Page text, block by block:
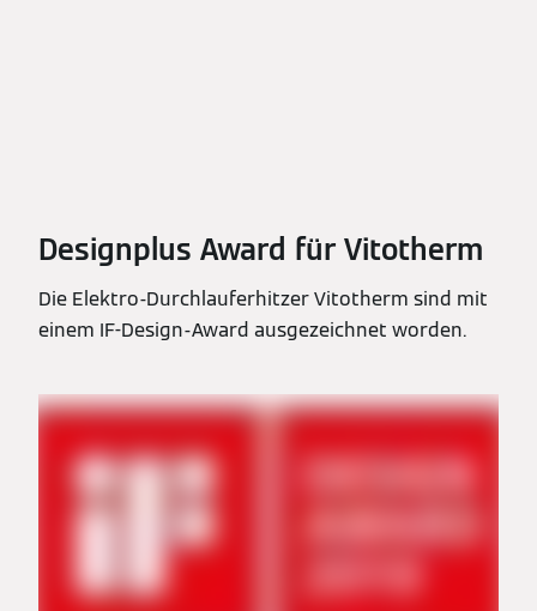
Designplus Award für Vitotherm
Die Elektro-Durchlauferhitzer Vitotherm sind mit
einem IF-Design-Award ausgezeichnet worden.